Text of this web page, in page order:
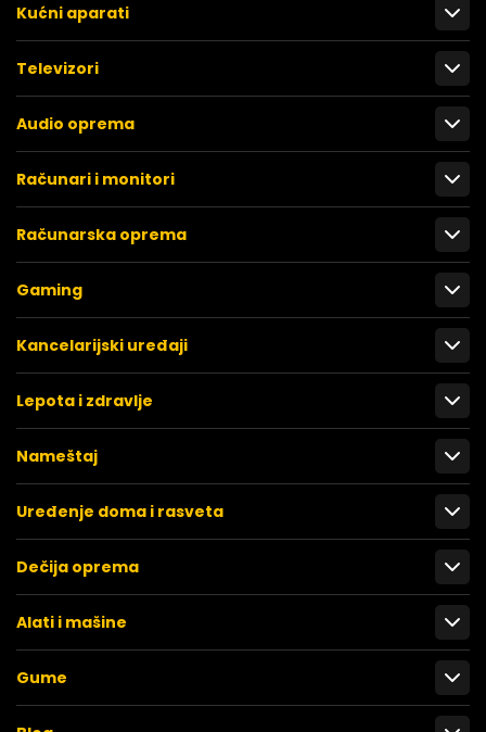
Kućni aparati
Televizori
Audio oprema
Računari i monitori
Računarska oprema
Gaming
Kancelarijski uređaji
Lepota i zdravlje
Nameštaj
Uređenje doma i rasveta
Dečija oprema
Alati i mašine
Gume